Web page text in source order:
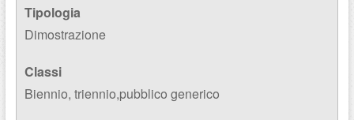
Tipologia
Dimostrazione
Classi
Biennio, triennio,pubblico generico